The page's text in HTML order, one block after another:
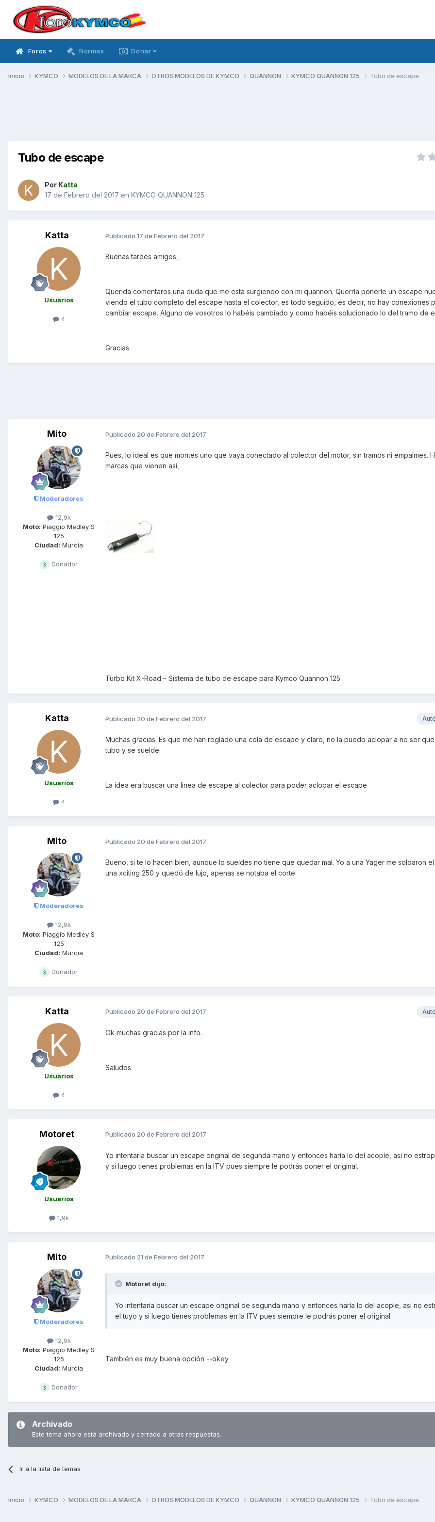
Foros Normas Donar
Inicio KYMCO MODELOS DE LA MARCA OTROS MODELOS DE KYMCO QUANNON KYMCO QUANNON 125 Tubo de escape
Tubo de escape
Por Katta
17 de Febrero del 2017 en KYMCO QUANNON 125
Katta
Usuarios
4
Publicado 17 de Febrero del 2017
Buenas tardes amigos,
Querida comentaros una duda que me está surgiendo con mi quannon. Querría ponerle un escape
viendo el tubo completo del escape hasta el colector, es todo seguido, es decir, no hay conexiones
cambiar escape. Alguno de vosotros lo habéis cambiado y como habéis solucionado lo del tramo de
Gracias
Mito
Moderadores
12,9k
Moto: Piaggio Medley S
125
Ciudad: Murcia
Donador
Publicado 20 de Febrero del 2017
Pues, lo ideal es que montes uno que vaya conectado al colector del motor, sin tramos ni empalmes.
marcas que vienen asi,
Turbo Kit X-Road – Sistema de tubo de escape para Kymco Quannon 125
Katta
Usuarios
4
Publicado 20 de Febrero del 2017
Muchas gracias. Es que me han reglado una cola de escape y claro, no la puedo aclopar a no ser
tubo y se suelde.
La idea era buscar una linea de escape al colector para poder aclopar el escape
Mito
Moderadores
12,9k
Moto: Piaggio Medley S
125
Ciudad: Murcia
Donador
Publicado 20 de Febrero del 2017
Bueno, si te lo hacen bien, aunque lo sueldes no tiene que quedar mal. Yo a una Yager me soldaron
una xciting 250 y quedó de lujo, apenas se notaba el corte.
Katta
Usuarios
4
Publicado 20 de Febrero del 2017
Ok muchas gracias por la info.
Saludos
Motoret
Usuarios
1,9k
Publicado 20 de Febrero del 2017
Yo intentaría buscar un escape original de segunda mano y entonces haría lo del acople, así no
y si luego tienes problemas en la ITV pues siempre le podrás poner el original.
Mito
Moderadores
12,9k
Moto: Piaggio Medley S
125
Ciudad: Murcia
Donador
Publicado 21 de Febrero del 2017
Motoret dijo:
Yo intentaría buscar un escape original de segunda mano y entonces haría lo del acople, así no
el tuyo y si luego tienes problemas en la ITV pues siempre le podrás poner el original.
También es muy buena opción --okey
Archivado
Este tema ahora está archivado y cerrado a otras respuestas.
Ir a la lista de temas
Inicio KYMCO MODELOS DE LA MARCA OTROS MODELOS DE KYMCO QUANNON KYMCO QUANNON 125 Tubo de escape